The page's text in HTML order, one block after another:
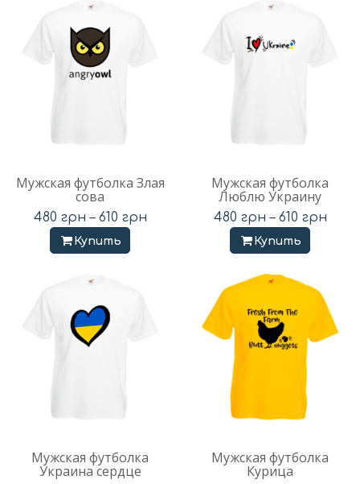
Мужская футболка Злая
сова
480 грн – 610 грн
Купить
Мужская футболка
Люблю Украину
480 грн – 610 грн
Купить
Мужская футболка
Украина сердце
Мужская футболка
Курица